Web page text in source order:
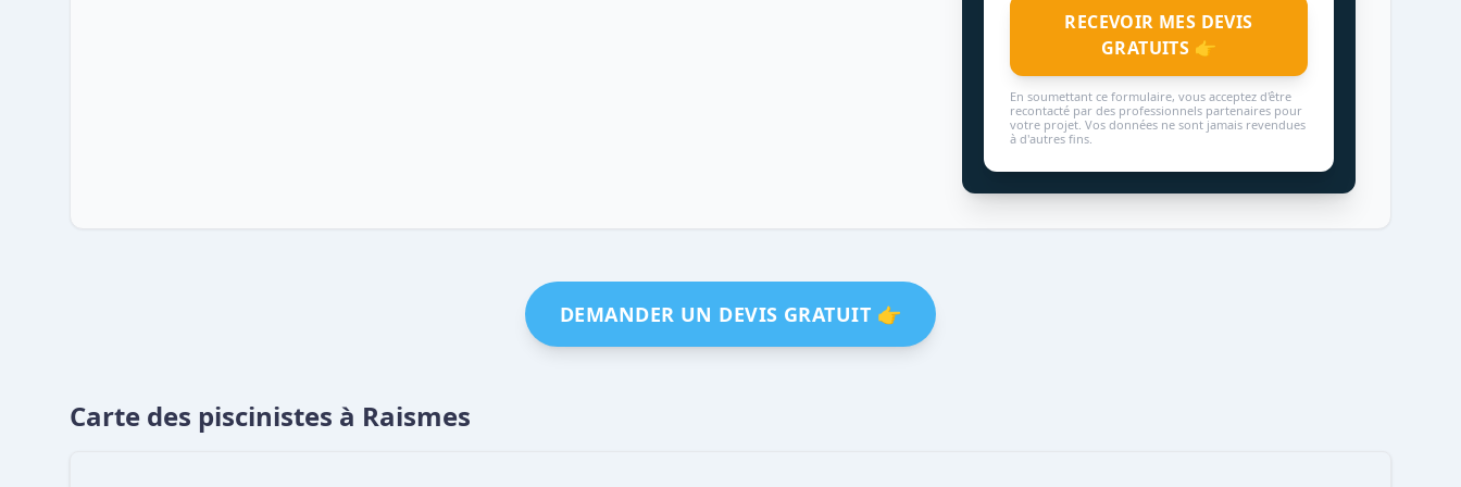
RECEVOIR MES DEVIS
GRATUITS 👉
En soumettant ce formulaire, vous acceptez d'être
recontacté par des professionnels partenaires pour
votre projet. Vos données ne sont jamais revendues
à d'autres fins.
DEMANDER UN DEVIS GRATUIT 👉
Carte des piscinistes à Raismes